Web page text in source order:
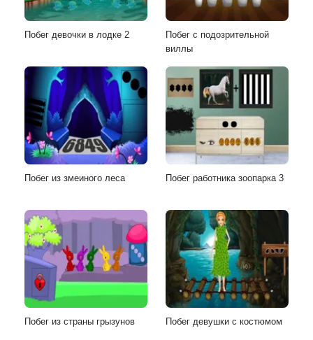
Побег девочки в лодке 2
Побег с подозрительной
виллы
Побег из змеиного леса Побег работника зоопарка 3
Побег из страны грызунов Побег девушки с костюмом